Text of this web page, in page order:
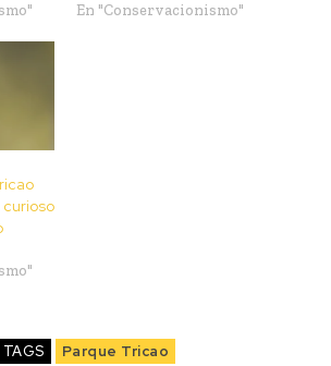
En "Conservacionismo"
TAGS Parque Tricao